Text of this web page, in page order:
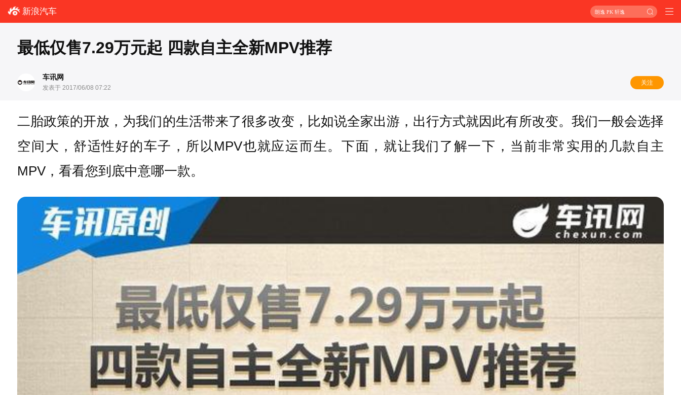
新浪汽车 朗逸 PK 轩逸
最低仅售7.29万元起 四款自主全新MPV推荐
车讯网
发表于 2017/06/08 07:22
关注
二胎政策的开放，为我们的生活带来了很多改变，比如说全家出游，出行方式就因此有所改变。我们一般会选择
空间大，舒适性好的车子，所以MPV也就应运而生。下面，就让我们了解一下，当前非常实用的几款自主
MPV，看看您到底中意哪一款。